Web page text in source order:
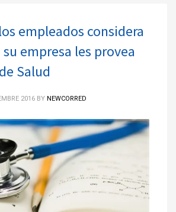
empleados considera
empresa les provea
Salud
2016 BY NEWCORRED